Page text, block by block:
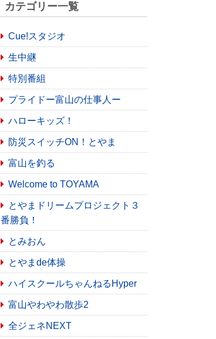
カテゴリー一覧
Cue!スタジオ
生中継
特別番組
プライドー富山の仕事人ー
ハローキッズ！
防災スイッチON！とやま
富山を釣る
Welcome to TOYAMA
とやまドリームプロジェクト３
番勝負！
とみおん
とやまde体操
ハイスクールちゃんねるHyper
富山やわやわ散歩2
全ジェネNEXT